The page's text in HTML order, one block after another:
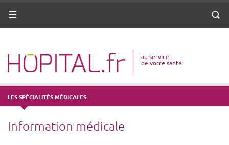
ANNUAIRE
VOTRE SANTÉ
DROITS & DÉMARCHES
MISSIONS
MÉTIERS
Menu
au service
de votre santé
LES SPÉCIALITÉS MÉDICALES
Information médicale